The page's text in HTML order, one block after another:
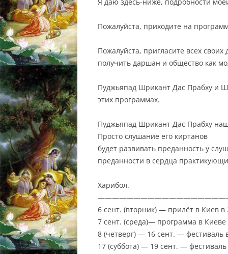
Пожалуйста, приходите на
Пожалуйста, пригласите всех
получить даршан и общество как
Пуджьяпад Шрикант Дас Прабху и
этих программах.
Пуджьяпад Шрикант Дас Прабху
Просто слушание его киртанов
будет развивать преданность у
преданности в сердца
Харибол.
6 сент. (вторник) — прилёт в Киев в
7 сент. (среда)— программа в Киеве
8 (четверг) — 16 сент. — фестиваль
17 (суббота) — 19 сент. —